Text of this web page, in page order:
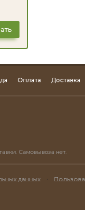
Оплата Доставка
Самовывоза нет.
данных ·